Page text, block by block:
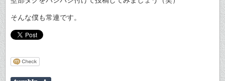
そんな僕も常連です。